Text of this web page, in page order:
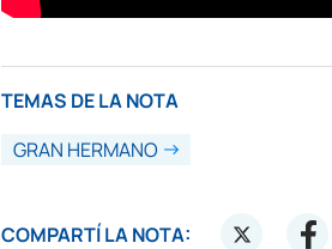
TEMAS DE LA NOTA
GRAN HERMANO
COMPARTÍ LA NOTA: